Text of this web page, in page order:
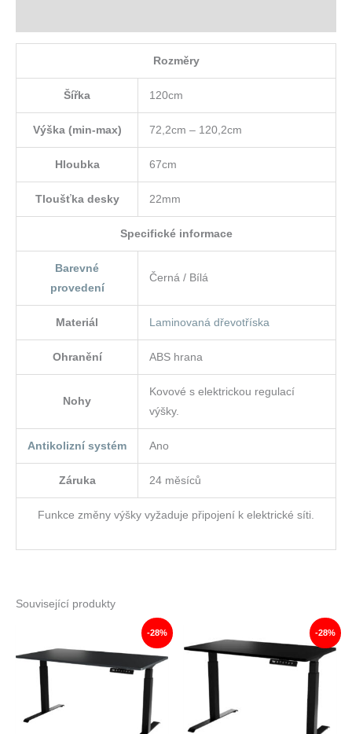
Rozměry
Šířka 120cm
Výška (min-max) 72,2cm – 120,2cm
Hloubka 67cm
Tloušťka desky 22mm
Specifické informace
Barevné
provedení
Černá / Bílá
Materiál Laminovaná dřevotříska
Ohranění ABS hrana
Nohy
Kovové s elektrickou regulací
výšky.
Antikolizní systém Ano
Záruka 24 měsíců
Funkce změny výšky vyžaduje připojení k elektrické síti.
Související produkty
-28% -28%